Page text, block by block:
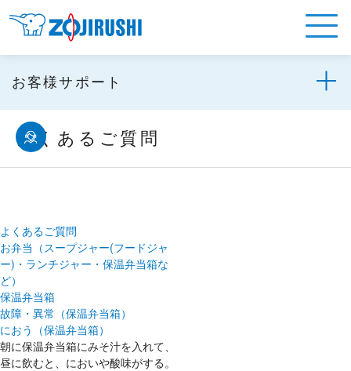
お客様サポート
よくあるご質問
よくあるご質問
お弁当（スープジャー(フードジャ
ー)・ランチジャー・保温弁当箱な
ど）
保温弁当箱
故障・異常（保温弁当箱）
におう（保温弁当箱）
朝に保温弁当箱にみそ汁を入れて、
昼に飲むと、においや酸味がする。